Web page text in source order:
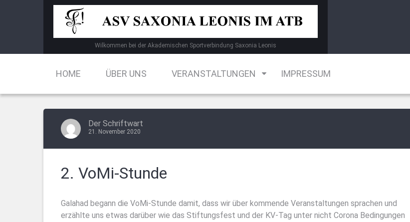
Wilkommen bei der Akademischen Sportverbindung Saxonia Leonis
HOME ÜBER UNS VERANSTALTUNGEN IMPRESSUM
Der Schriftwart
21. November 2020
2. VoMi-Stunde
Galahad begann die VoMi-Stunde damit, dass wir über kommende Veranstaltungen sprachen und
erzählte uns etwas darüber wie das Stiftungsfest und der KV-Tag unter nicht Corona Bedingungen